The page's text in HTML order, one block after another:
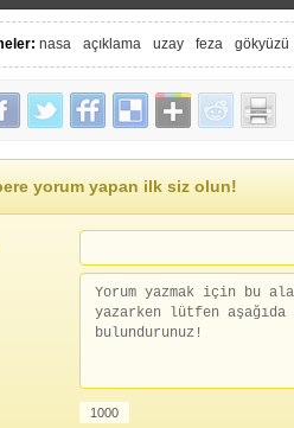
nasa açıklama uzay feza gökyüzü
yorum yapan ilk siz olun!